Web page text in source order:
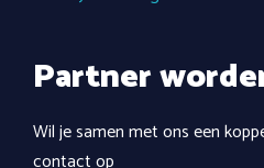
Partner
Wil je samen met ons een